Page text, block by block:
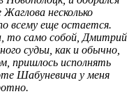
несколько
всему еще остается.
то само собой, Дмитрий
судьи, как и обычно,
пришлось исполнять
Шабуневича у меня